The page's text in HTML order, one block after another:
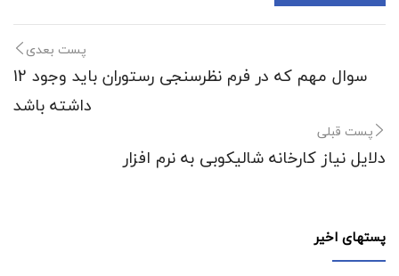
پست بعدی
12 سوال مهم که در فرم نظرسنجی رستوران باید وجود
داشته باشد
پست قبلی
دلایل نیاز کارخانه شالیکوبی به نرم افزار
پستهای اخیر